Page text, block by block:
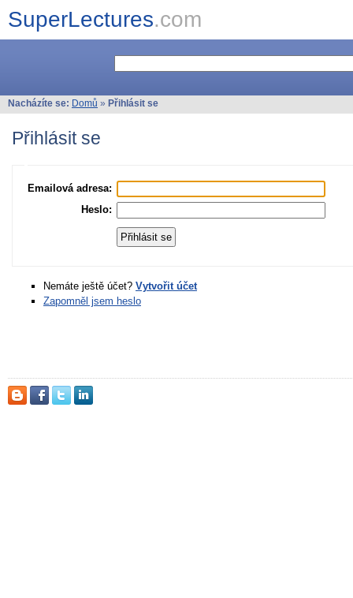
SuperLectures.com
Nacházíte se: Domů » Přihlásit se
Přihlásit se
Emailová adresa:
Heslo:
Nemáte ještě účet? Vytvořit účet
Zapomněl jsem heslo